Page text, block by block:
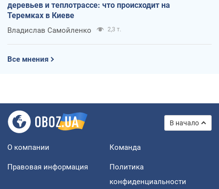
деревьев и теплотрассе: что происходит на
Теремках в Киеве
Владислав Самойленко 2,3 т.
Все мнения
В начало
О компании Команда
Правовая информация
Политика
конфиденциальности